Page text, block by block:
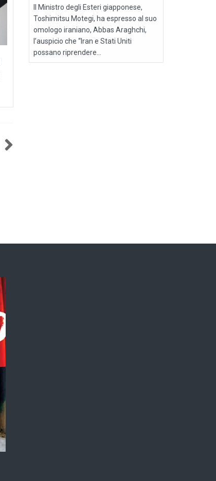
Il Ministro degli Esteri giapponese,
Toshimitsu Motegi, ha espresso al suo
omologo iraniano, Abbas Araghchi,
l’auspicio che “Iran e Stati Uniti
possano riprendere...